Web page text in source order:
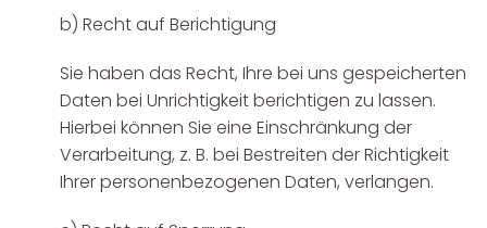
b) Recht auf Berichtigung
Sie haben das Recht, Ihre bei uns gespeicherten
Daten bei Unrichtigkeit berichtigen zu lassen.
Hierbei können Sie eine Einschränkung der
Verarbeitung, z. B. bei Bestreiten der Richtigkeit
Ihrer personenbezogenen Daten, verlangen.